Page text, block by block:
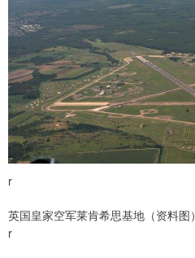
r
英国皇家空军莱肯希思基地（资料图）
r